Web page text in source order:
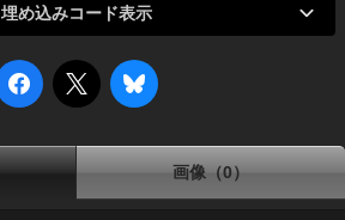
埋め込みコード表示
画像（0）